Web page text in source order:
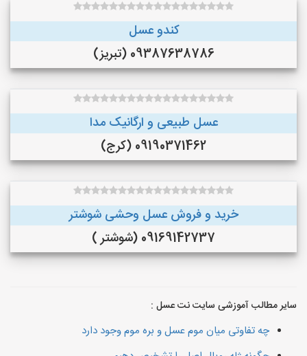
کندو عسل
09387638786 (تبریز)
عسل طبیعی و ارگانیک مدا
09190371462 (کرج)
خرید و فروش عسل وحشی شوشتر
09169142737 (شوشتر )
سایر مطالب آموزشی سایت نت عسل :
چه تفاوتی میان موم عسل و بره موم وجود دارد